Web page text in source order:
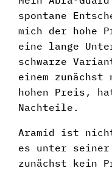
spontane
mich der hohe
eine lange
schwarze
einem
hohen Preis,
Nachteile.
Aramid ist nicht
es unter
zunächst kein